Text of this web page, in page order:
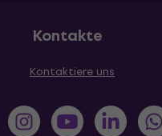
Kontakte
Kontaktiere uns